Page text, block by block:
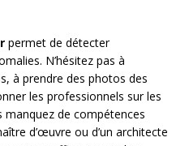
permet de détecter
N’hésitez pas à
à prendre des photos des
les professionnels sur les
manquez de compétences
d’œuvre ou d’un architecte